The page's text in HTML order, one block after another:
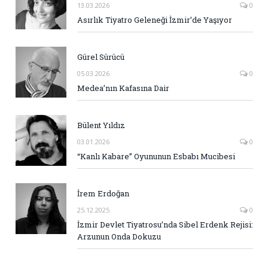
13.03.2026 0
Asırlık Tiyatro Geleneği İzmir’de Yaşıyor
Gürel Sürücü
05.03.2026 0
Medea’nın Kafasına Dair
Bülent Yıldız
03.01.2026 0
“Kanlı Kabare” Oyununun Esbabı Mucibesi
İrem Erdoğan
25.12.2025 0
İzmir Devlet Tiyatrosu’nda Sibel Erdenk Rejisi:
Arzunun Onda Dokuzu